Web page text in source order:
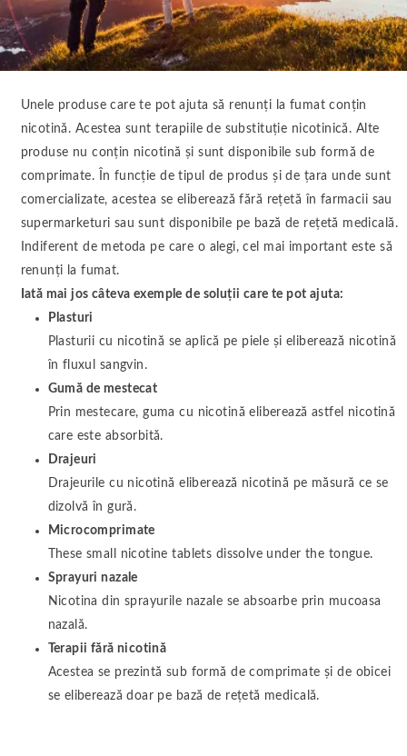
Unele produse care te pot ajuta să renunți la fumat conțin
nicotină. Acestea sunt terapiile de substituție nicotinică. Alte
produse nu conțin nicotină și sunt disponibile sub formă de
comprimate. În funcție de tipul de produs și de țara unde sunt
comercializate, acestea se eliberează fără rețetă în farmacii sau
supermarketuri sau sunt disponibile pe bază de rețetă medicală.
Indiferent de metoda pe care o alegi, cel mai important este să
renunți la fumat.
Iată mai jos câteva exemple de soluții care te pot ajuta:
Plasturi
Plasturii cu nicotină se aplică pe piele și eliberează nicotină
în fluxul sangvin.
Gumă de mestecat
Prin mestecare, guma cu nicotină eliberează astfel nicotină
care este absorbită.
Drajeuri
Drajeurile cu nicotină eliberează nicotină pe măsură ce se
dizolvă în gură.
Microcomprimate
These small nicotine tablets dissolve under the tongue.
Sprayuri nazale
Nicotina din sprayurile nazale se absoarbe prin mucoasa
nazală.
Terapii fără nicotină
Acestea se prezintă sub formă de comprimate și de obicei
se eliberează doar pe bază de rețetă medicală.